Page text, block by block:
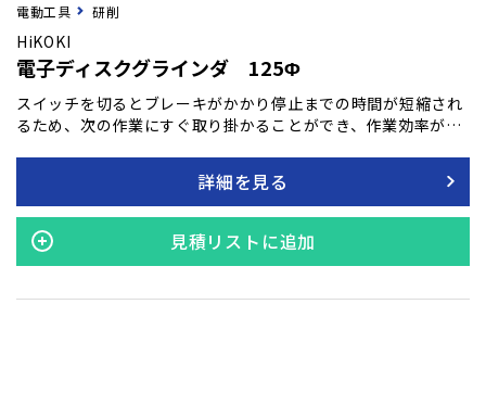
電動工具 研削
HiKOKI
電子ディスクグラインダ 125Φ
スイッチを切るとブレーキがかかり停止までの時間が短縮され
るため、次の作業にすぐ取り掛かることができ、作業効率が格
故を防止します。 ※スイッチを入れた直後にスイッチを切ると
（1秒以内）先端工具の脱落防止のため、ブレーキが働きませ
ん。 モーターの急激な回転低下を監視することで、瞬時にモー
ターを停止し反動（キックバック）を軽減します。 スイッチが
いため、不意の事故防止に役立ちます。
詳細を見る
見積リストに追加